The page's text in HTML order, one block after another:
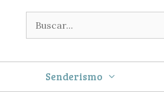
Buscar:
Senderismo